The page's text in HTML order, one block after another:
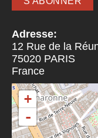
Adresse:
12 Rue de la
75020 PARIS
France
+
-